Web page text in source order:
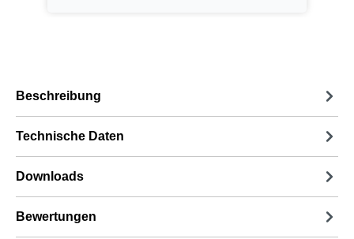
Beschreibung
Technische Daten
Downloads
Bewertungen